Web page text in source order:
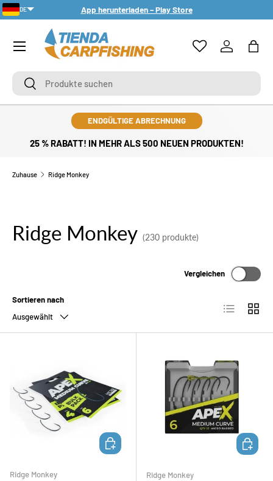
DIREKT ZUM INHALT
App herunterladen – Play Store
SuchenSuchen
Einloggen
ENDGÜLTIGE ABRECHNUNG
25 % RABATT! IN MEHR ALS 500 NEUEN PRODUKTEN!
Zuhause Ridge Monkey
Ridge Monkey (230 produkte)
Sortieren nach
Ausgewählt
Vergleichen
Produktliste
Ridge Monkey
OPTIONEN AUSWÄHLEN
Ridge Monkey
DE